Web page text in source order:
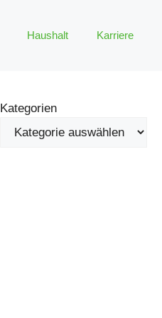
Haushalt Karriere
Kategorien